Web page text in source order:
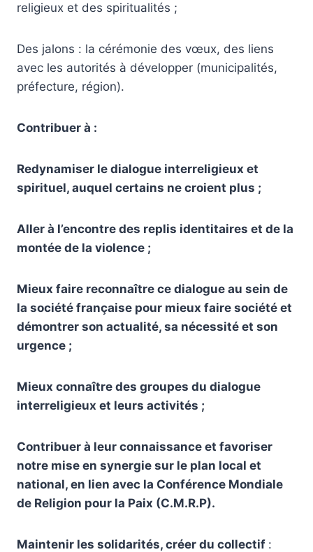
religieux et des spiritualités ;
Des jalons : la cérémonie des vœux, des liens
avec les autorités à développer (municipalités,
préfecture, région).
Contribuer à :
Redynamiser le dialogue interreligieux et
spirituel, auquel certains ne croient plus ;
Aller à l’encontre des replis identitaires et de la
montée de la violence ;
Mieux faire reconnaître ce dialogue au sein de
la société française pour mieux faire société et
démontrer son actualité, sa nécessité et son
urgence ;
Mieux connaître des groupes du dialogue
interreligieux et leurs activités ;
Contribuer à leur connaissance et favoriser
notre mise en synergie sur le plan local et
national, en lien avec la Conférence Mondiale
de Religion pour la Paix (C.M.R.P).
Maintenir les solidarités, créer du collectif :